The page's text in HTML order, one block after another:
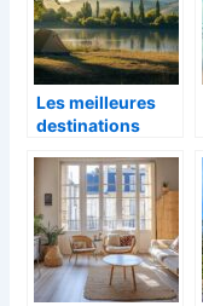
Les meilleures
destinations
nature en France